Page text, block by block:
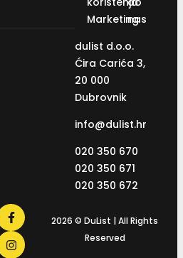
Marketing
nas
dulist d.o.o.
Ćira Carića 3,
20 000
Dubrovnik
info@dulist.hr
020 350 670
020 350 671
020 350 672
2026 © DuList | All Rights
Reserved